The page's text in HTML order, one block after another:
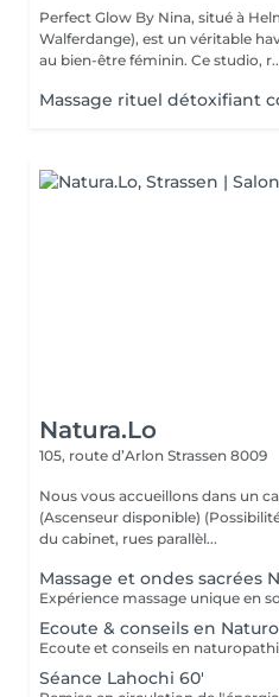
Perfect Glow By Nina, situé à
Walferdange), est un véritable
au bien-être féminin. Ce studio,
Massage rituel détoxifiant
Natura.Lo
105, route d’Arlon Strassen 8009
Nous vous accueillons dans un
(Ascenseur disponible) (Possibilité de vous garer aux alentours
du cabinet, rues parallèl...
Massage et ondes sacrées
Ecoute & conseils en
Séance Lahochi 60'